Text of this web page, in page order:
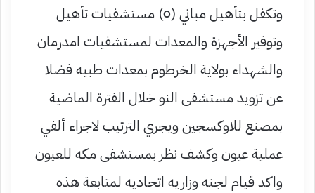
وتكفل بتأهيل مباني (٥) مستشفيات تأهيل
وتوفير الأجهزة والمعدات لمستشفيات امدرمان
والشهداء بولاية الخرطوم بمعدات طبيه فضلا
عن تزويد مستشفى النو خلال الفترة الماضية
بمصنع للاوكسجين ويجري الترتيب لاجراء ألفي
عملية عيون وكشف نظر بمستشفى مكه للعيون
واكد قيام لجنه وزاريه اتحاديه لمتابعة هذه